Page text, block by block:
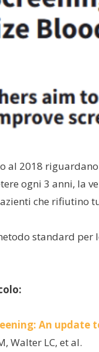
al 2018
ogni 3 anni, la
che rifiutino
standard per
An update
Walter LC, et al.